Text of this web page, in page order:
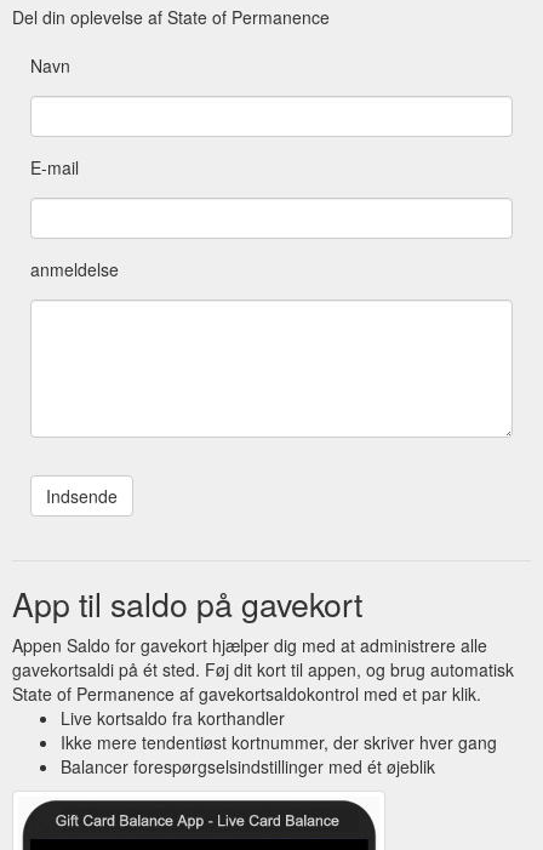
Del din oplevelse af State of Permanence
Navn
E-mail
anmeldelse
App til saldo på gavekort
Appen Saldo for gavekort hjælper dig med at administrere alle
gavekortsaldi på ét sted. Føj dit kort til appen, og brug automatisk
State of Permanence af gavekortsaldokontrol med et par klik.
Live kortsaldo fra korthandler
Ikke mere tendentiøst kortnummer, der skriver hver gang
Balancer forespørgselsindstillinger med ét øjeblik